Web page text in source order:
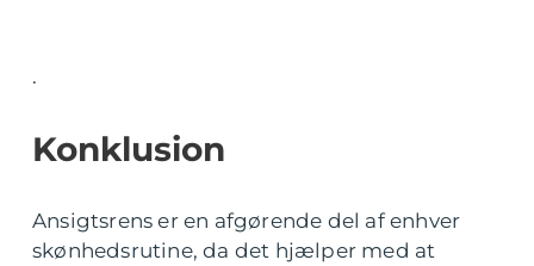
.
Konklusion
Ansigtsrens er en afgørende del af enhver
skønhedsrutine, da det hjælper med at